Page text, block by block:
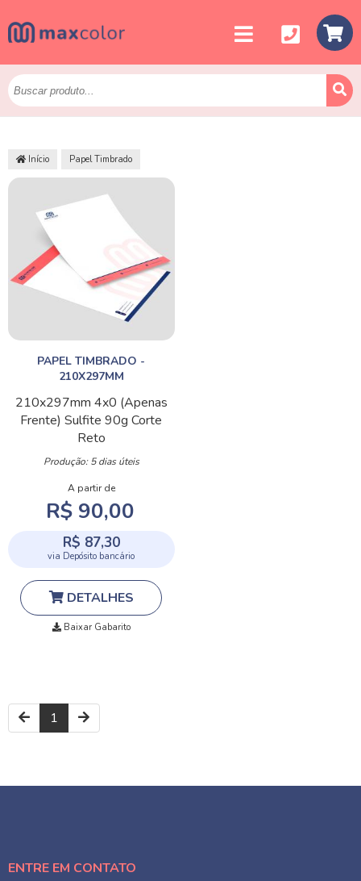
Início Papel Timbrado
PAPEL TIMBRADO -
210X297MM
210x297mm 4x0 (Apenas
Frente) Sulfite 90g Corte
Reto
Produção: 5 dias úteis
A partir de
R$ 90,00
R$ 87,30
via Depósito bancário
DETALHES
Baixar Gabarito
1
ENTRE EM CONTATO